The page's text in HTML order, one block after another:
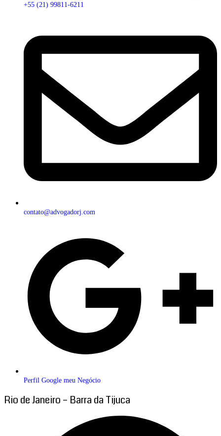
+55 (21) 99811-6211
contato@advogadorj.com
Perfil Google meu Negócio
Rio de Janeiro – Barra da Tijuca